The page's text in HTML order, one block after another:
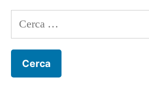
Ricerca
per: